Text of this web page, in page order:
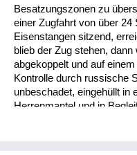
Besatzungszonen zu
einer Zugfahrt von über
Eisenstangen sitzend,
blieb der Zug stehen,
abgekoppelt und auf
Kontrolle durch russische
unbeschadet, eingehüllt in
Herrenmantel und in
Mantel -"Stadtpelz"
Bequemlichkeit, sondern